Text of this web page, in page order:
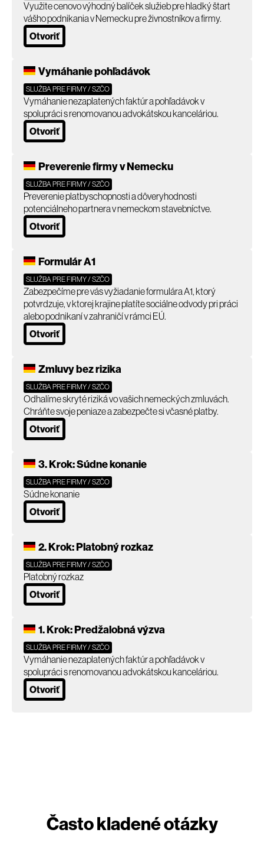
Využite cenovo výhodný balíček služieb pre hladký štart
vášho podnikania v Nemecku pre živnostníkov a firmy.
Otvoriť
Vymáhanie pohľadávok
SLUŽBA PRE FIRMY / SZČO
Vymáhanie nezaplatených faktúr a pohľadávok v
spolupráci s renomovanou advokátskou kanceláriou.
Otvoriť
Preverenie firmy v Nemecku
SLUŽBA PRE FIRMY / SZČO
Preverenie platbyschopnosti a dôveryhodnosti
potenciálneho partnera v nemeckom stavebníctve.
Otvoriť
Formulár A1
SLUŽBA PRE FIRMY / SZČO
Zabezpečíme pre vás vyžiadanie formulára A1, ktorý
potvrdzuje, v ktorej krajine platíte sociálne odvody pri práci
alebo podnikaní v zahraničí v rámci EÚ.
Otvoriť
Zmluvy bez rizika
SLUŽBA PRE FIRMY / SZČO
Odhalíme skryté riziká vo vašich nemeckých zmluvách.
Chráňte svoje peniaze a zabezpečte si včasné platby.
Otvoriť
3. Krok: Súdne konanie
SLUŽBA PRE FIRMY / SZČO
Súdne konanie
Otvoriť
2. Krok: Platobný rozkaz
SLUŽBA PRE FIRMY / SZČO
Platobný rozkaz
Otvoriť
1. Krok: Predžalobná výzva
SLUŽBA PRE FIRMY / SZČO
Vymáhanie nezaplatených faktúr a pohľadávok v
spolupráci s renomovanou advokátskou kanceláriou.
Otvoriť
Často kladené otázky